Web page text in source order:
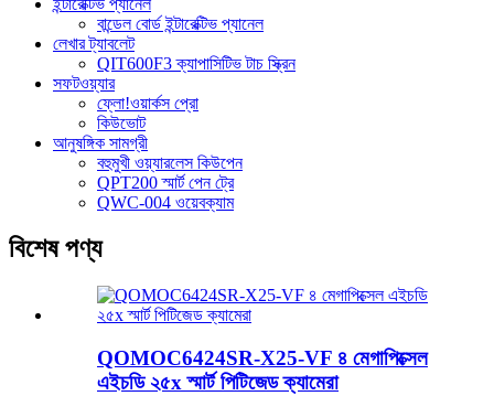
বান্ডেল বোর্ড ইন্টারেক্টিভ প্যানেল
লেখার ট্যাবলেট
QIT600F3 ক্যাপাসিটিভ টাচ স্ক্রিন
সফটওয়্যার
ফ্লো!ওয়ার্কস প্রো
কিউভোট
আনুষঙ্গিক সামগ্রী
বহুমুখী ওয়্যারলেস কিউপেন
QPT200 স্মার্ট পেন ট্রে
QWC-004 ওয়েবক্যাম
বিশেষ পণ্য
QOMOC6424SR-X25-VF ৪ মেগাপিক্সেল
এইচডি ২৫x স্মার্ট পিটিজেড ক্যামেরা